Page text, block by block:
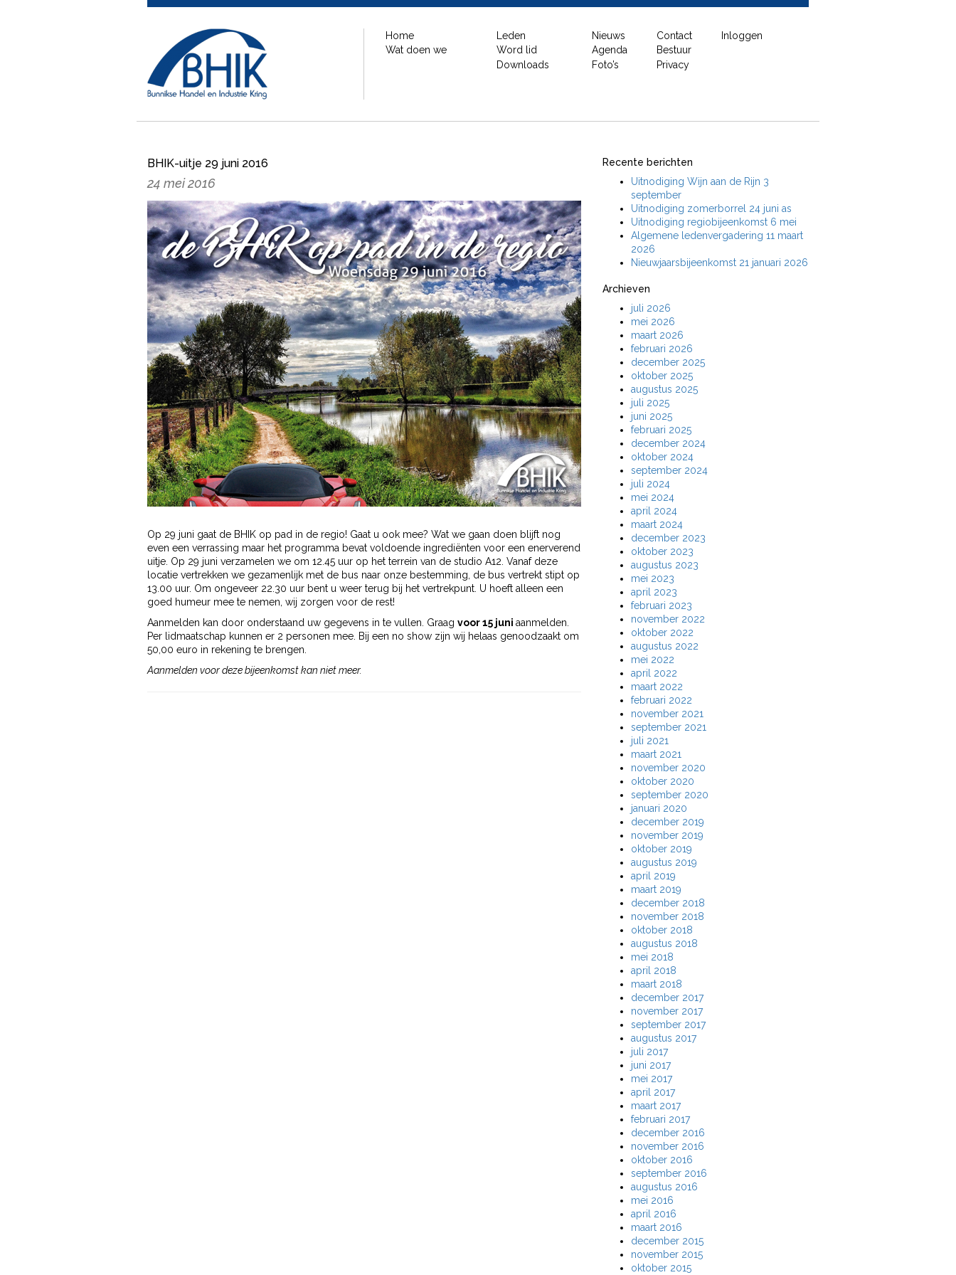
Home
Wat doen we
Leden
Word lid
Downloads
Nieuws
Agenda
Foto’s
Contact
Bestuur
Privacy
Inloggen
BHIK-uitje 29 juni 2016
24 mei 2016
Op 29 juni gaat de BHIK op pad in de regio! Gaat u ook mee? Wat we gaan doen blijft nog
even een verrassing maar het programma bevat voldoende ingrediënten voor een enerverend
uitje. Op 29 juni verzamelen we om 12.45 uur op het terrein van de studio A12. Vanaf deze
locatie vertrekken we gezamenlijk met de bus naar onze bestemming, de bus vertrekt stipt op
13.00 uur. Om ongeveer 22.30 uur bent u weer terug bij het vertrekpunt. U hoeft alleen een
goed humeur mee te nemen, wij zorgen voor de rest!
Aanmelden kan door onderstaand uw gegevens in te vullen. Graag voor 15 juni aanmelden.
Per lidmaatschap kunnen er 2 personen mee. Bij een no show zijn wij helaas genoodzaakt om
50,00 euro in rekening te brengen.
Aanmelden voor deze bijeenkomst kan niet meer.
Recente berichten
Uitnodiging Wijn aan de Rijn 3
september
Uitnodiging zomerborrel 24 juni as
Uitnodiging regiobijeenkomst 6 mei
Algemene ledenvergadering 11 maart
2026
Nieuwjaarsbijeenkomst 21 januari 2026
Archieven
juli 2026
mei 2026
maart 2026
februari 2026
december 2025
oktober 2025
augustus 2025
juli 2025
juni 2025
februari 2025
december 2024
oktober 2024
september 2024
juli 2024
mei 2024
april 2024
maart 2024
december 2023
oktober 2023
augustus 2023
mei 2023
april 2023
februari 2023
november 2022
oktober 2022
augustus 2022
mei 2022
april 2022
maart 2022
februari 2022
november 2021
september 2021
juli 2021
maart 2021
november 2020
oktober 2020
september 2020
januari 2020
december 2019
november 2019
oktober 2019
augustus 2019
april 2019
maart 2019
december 2018
november 2018
oktober 2018
augustus 2018
mei 2018
april 2018
maart 2018
december 2017
november 2017
september 2017
augustus 2017
juli 2017
juni 2017
mei 2017
april 2017
maart 2017
februari 2017
december 2016
november 2016
oktober 2016
september 2016
augustus 2016
mei 2016
april 2016
maart 2016
december 2015
november 2015
oktober 2015